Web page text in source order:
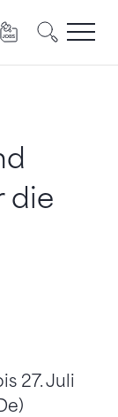
benötigt.
die
27. Juli